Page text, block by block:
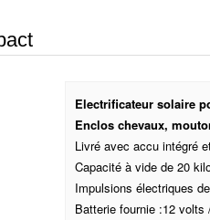
Electrificateur solaire
Enclos chevaux,
Livré avec accu intégré
Capacité à vide de 20
Impulsions électriques
Batterie fournie :12 volts